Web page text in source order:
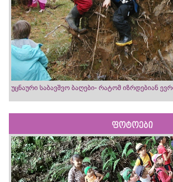
უცნაური საბავშვო ბაღები- რატომ იზრდებიან
ფოტოები